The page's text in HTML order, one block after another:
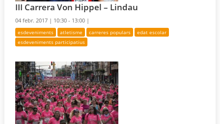
III Carrera Von Hippel – Lindau
04 febr. 2017 | 10:30 - 13:00 |
esdeveniments atletisme carreres populars
edat escolar
esdeveniments participatius